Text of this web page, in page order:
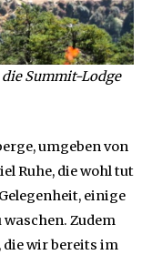
Summit-Lodge
umgeben von
Ruhe, die wohl tut
einige
Zudem
die wir bereits im